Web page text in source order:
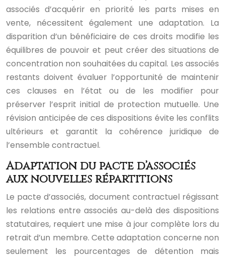
associés d’acquérir en priorité les parts mises en
vente, nécessitent également une adaptation. La
disparition d’un bénéficiaire de ces droits modifie les
équilibres de pouvoir et peut créer des situations de
concentration non souhaitées du capital. Les associés
restants doivent évaluer l’opportunité de maintenir
ces clauses en l’état ou de les modifier pour
préserver l’esprit initial de protection mutuelle. Une
révision anticipée de ces dispositions évite les conflits
ultérieurs et garantit la cohérence juridique de
l’ensemble contractuel.
Adaptation du pacte d’associés
aux nouvelles répartitions
Le pacte d’associés, document contractuel régissant
les relations entre associés au-delà des dispositions
statutaires, requiert une mise à jour complète lors du
retrait d’un membre. Cette adaptation concerne non
seulement les pourcentages de détention mais